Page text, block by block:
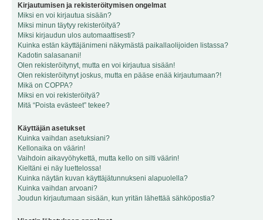
Kirjautumisen ja rekisteröitymisen ongelmat
Miksi en voi kirjautua sisään?
Miksi minun täytyy rekisteröityä?
Miksi kirjaudun ulos automaattisesti?
Kuinka estän käyttäjänimeni näkymästä paikallaolijoiden listassa?
Kadotin salasanani!
Olen rekisteröitynyt, mutta en voi kirjautua sisään!
Olen rekisteröitynyt joskus, mutta en pääse enää kirjautumaan?!
Mikä on COPPA?
Miksi en voi rekisteröityä?
Mitä “Poista evästeet” tekee?
Käyttäjän asetukset
Kuinka vaihdan asetuksiani?
Kellonaika on väärin!
Vaihdoin aikavyöhykettä, mutta kello on silti väärin!
Kieltäni ei näy luettelossa!
Kuinka näytän kuvan käyttäjätunnukseni alapuolella?
Kuinka vaihdan arvoani?
Joudun kirjautumaan sisään, kun yritän lähettää sähköpostia?